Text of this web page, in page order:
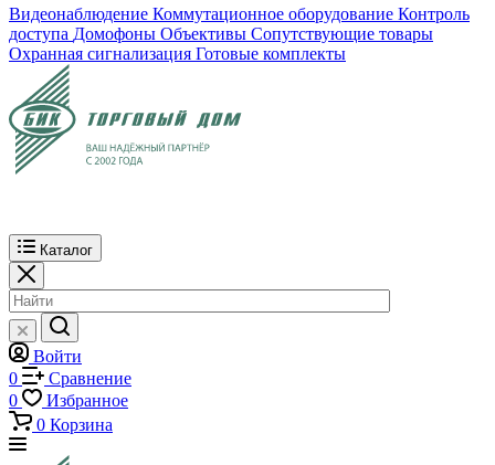
Видеонаблюдение Коммутационное оборудование Контроль
доступа Домофоны Объективы Сопутствующие товары
Охранная сигнализация Готовые комплекты
Каталог
Войти
0
Сравнение
0
Избранное
0 Корзина